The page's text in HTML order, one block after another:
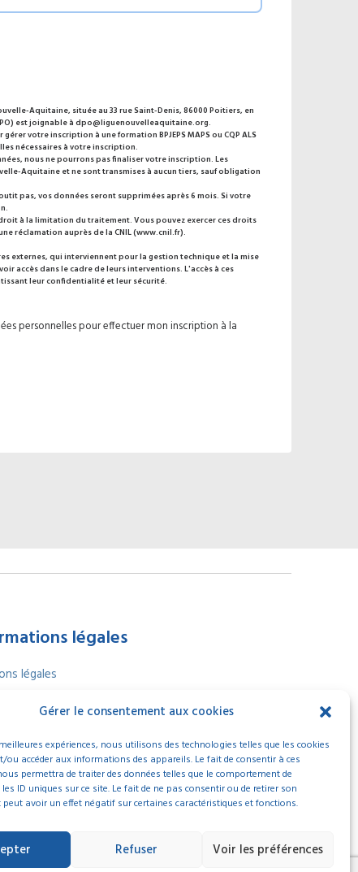
Gérer le consentement aux cookies
expériences, nous utilisons des technologies telles que les cookies
ou accéder aux informations des appareils. Le fait de consentir à ces
permettra de traiter des données telles que le comportement de
ID uniques sur ce site. Le fait de ne pas consentir ou de retirer son
avoir un effet négatif sur certaines caractéristiques et fonctions.
Refuser Voir les préférences
Aquitaine, située au 33 rue Saint-Denis, 86000 Poitiers, en
est joignable àdpo@liguenouvelleaquitaine.org.
votre inscription à une formation BPJEPS MAPS ou CQP ALS
nécessaires à votre inscription.
nous ne pourrons pas finaliser votre inscription. Les
Aquitaine et ne sont transmises à aucun tiers, sauf obligation
pas, vos données seront supprimées après 6 mois. Si votre
à la limitation du traitement. Vous pouvez exercer ces droits
réclamation auprès de la CNIL (www.cnil.fr).
externes, qui interviennent pour la gestion technique et la mise
accès dans le cadre de leurs interventions. L'accès à ces
leur confidentialité et leur sécurité.
personnelles pour effectuer mon inscription à la
légales
légales
de cookies
professionnelle2025